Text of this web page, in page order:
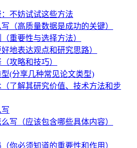
不妨试试这些方法
（高质量数据是成功的关键）
重要性与选择方法）
地表达观点和研究思路）
攻略和技巧）
(分享几种常见论文类型)
了解其研究价值、技术方法和步
写（应该包含哪些具体内容）
你必须知道的重要性和作用）